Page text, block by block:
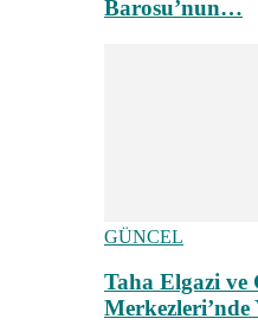
Barosu’nun…
GÜNCEL
Taha Elgazi ve